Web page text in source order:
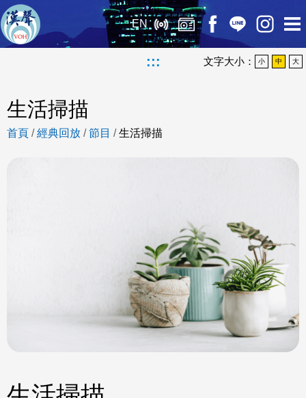
EN
::: 文字大小： 小 中 大
生活掃描
首頁 /經典回放 /節目 /生活掃描